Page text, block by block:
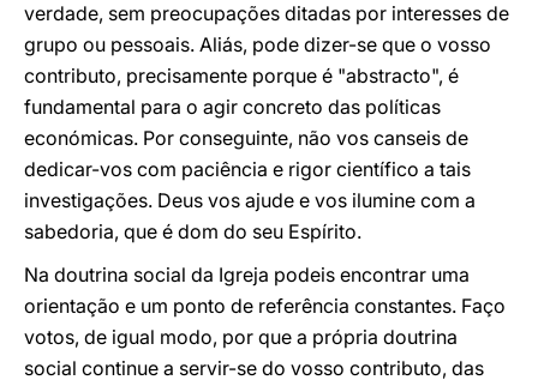
verdade, sem preocupações ditadas por interesses de
grupo ou pessoais. Aliás, pode dizer-se que o vosso
contributo, precisamente porque é "abstracto", é
fundamental para o agir concreto das políticas
económicas. Por conseguinte, não vos canseis de
dedicar-vos com paciência e rigor científico a tais
investigações. Deus vos ajude e vos ilumine com a
sabedoria, que é dom do seu Espírito.
Na doutrina social da Igreja podeis encontrar uma
orientação e um ponto de referência constantes. Faço
votos, de igual modo, por que a própria doutrina
social continue a servir-se do vosso contributo, das